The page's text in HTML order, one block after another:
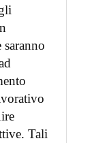
Tali